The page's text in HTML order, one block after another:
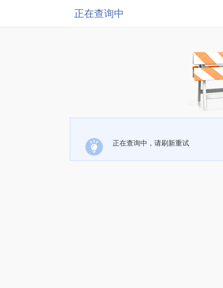
正在查询中
正在查询中，请刷新重试